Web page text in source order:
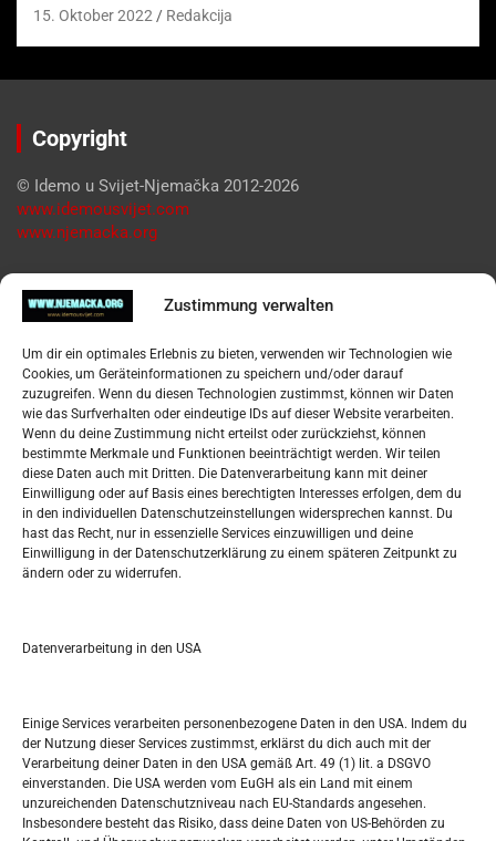
Zustimmung verwalten
Um dir ein optimales Erlebnis zu bieten, verwenden wir Technologien wie
Cookies, um Geräteinformationen zu speichern und/oder darauf
zuzugreifen. Wenn du diesen Technologien zustimmst, können wir Daten
wie das Surfverhalten oder eindeutige IDs auf dieser Website verarbeiten.
Wenn du deine Zustimmung nicht erteilst oder zurückziehst, können
bestimmte Merkmale und Funktionen beeinträchtigt werden. Wir teilen
diese Daten auch mit Dritten. Die Datenverarbeitung kann mit deiner
Einwilligung oder auf Basis eines berechtigten Interesses erfolgen, dem du
in den individuellen Datenschutzeinstellungen widersprechen kannst. Du
hast das Recht, nur in essenzielle Services einzuwilligen und deine
Einwilligung in der Datenschutzerklärung zu einem späteren Zeitpunkt zu
ändern oder zu widerrufen.
Datenverarbeitung in den USA
Einige Services verarbeiten personenbezogene Daten in den USA. Indem du
der Nutzung dieser Services zustimmst, erklärst du dich auch mit der
Verarbeitung deiner Daten in den USA gemäß Art. 49 (1) lit. a DSGVO
einverstanden. Die USA werden vom EuGH als ein Land mit einem
unzureichenden Datenschutzniveau nach EU-Standards angesehen.
Insbesondere besteht das Risiko, dass deine Daten von US-Behörden zu
15. Oktober 2022 Redakcija
Copyright
© Idemo u Svijet-Njemačka 2012-2026
www.idemousvijet.com
www.njemacka.org
Pregled
Datenschutzerklärung
Widerufsbelehrung
Oglašavanje / Postavite svoj oglas
Tko je “Idemo u Svijet – Njemačka?
Pretražite stranicu:
S
NOVEMBER 2023
M D M D F S
1 2 3 4